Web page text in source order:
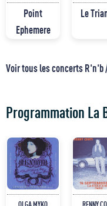
Point
Ephemere
Le
Voir tous les concerts R'n'b
Programmation La